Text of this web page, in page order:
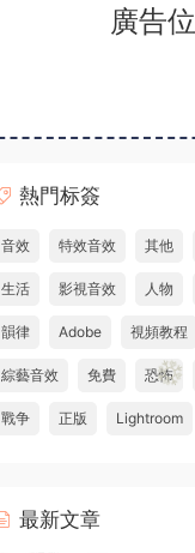
廣告位
熱門标簽
音效 特效音效 其他
生活 影視音效 人物
韻律 Adobe 視頻教程
綜藝音效 免費 恐怖
戰争 正版 Lightroom
最新文章